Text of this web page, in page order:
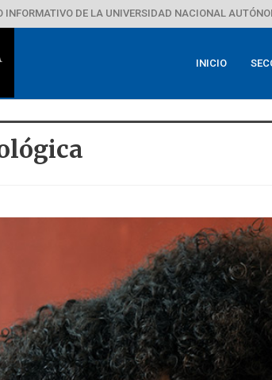
INFORMATIVO DE LA UNIVERSIDAD NACIONAL
INICIO